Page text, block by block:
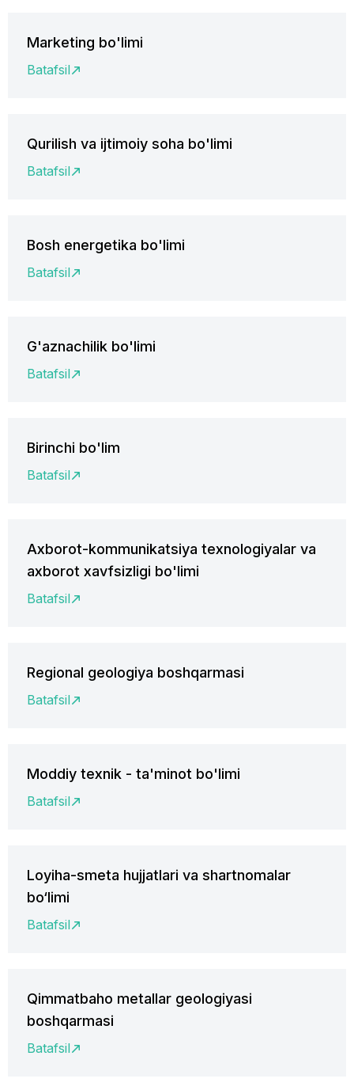
Marketing bo'limi
Batafsil
Qurilish va ijtimoiy soha bo'limi
Batafsil
Bosh energetika bo'limi
Batafsil
G'aznachilik bo'limi
Batafsil
Birinchi bo'lim
Batafsil
Axborot-kommunikatsiya texnologiyalar va
axborot xavfsizligi bo'limi
Batafsil
Regional geologiya boshqarmasi
Batafsil
Moddiy texnik - ta'minot bo'limi
Batafsil
Loyiha-smeta hujjatlari va shartnomalar
bo‘limi
Batafsil
Qimmatbaho metallar geologiyasi
boshqarmasi
Batafsil